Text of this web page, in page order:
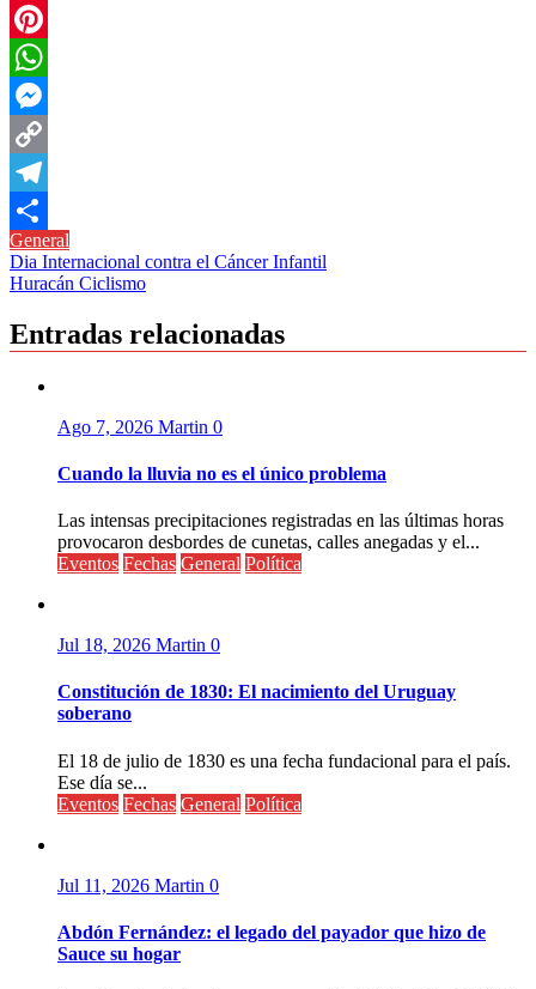
Twitter
Pinterest
WhatsApp
Messenger
Copy
Link
Telegram
Compartir
General
Navegación
de
entradas
Dia Internacional contra el Cáncer Infantil
Huracán Ciclismo
Entradas relacionadas
Ago 7, 2026 Martin 0
Cuando la lluvia no es el único problema
Las intensas precipitaciones registradas en las últimas horas
provocaron desbordes de cunetas, calles anegadas y el...
Eventos Fechas General Política
Jul 18, 2026 Martin 0
Constitución de 1830: El nacimiento del Uruguay
soberano
El 18 de julio de 1830 es una fecha fundacional para el país.
Ese día se...
Eventos Fechas General Política
Jul 11, 2026 Martin 0
Abdón Fernández: el legado del payador que hizo de
Sauce su hogar